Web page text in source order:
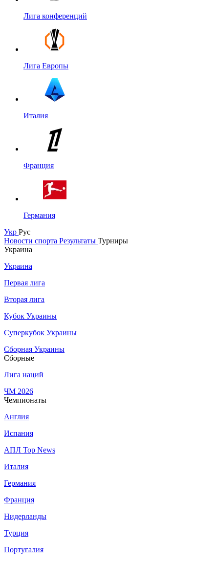
Лига конференций
Лига Европы
Италия
Франция
Германия
Укр Рус
Новости спорта Результаты Турниры
Украина
Украина
Первая лига
Вторая лига
Кубок Украины
Суперкубок Украины
Сборная Украины
Сборные
Лига наций
ЧМ 2026
Чемпионаты
Англия
Испания
АПЛ Top News
Италия
Германия
Франция
Нидерланды
Турция
Португалия